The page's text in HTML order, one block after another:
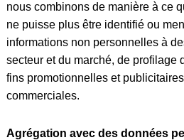
nous combinons de manière à ce
ne puisse plus être identifié ou
informations non personnelles à
secteur et du marché, de profilage
fins promotionnelles et
commerciales.
Agrégation avec des données